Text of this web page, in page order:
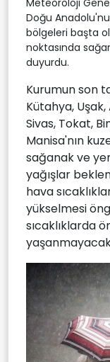
Doğu
bölgeleri başta
noktasında
duyurdu.
Kurumun son
Kütahya,
Sivas, Tokat,
Manisa'nın
sağanak ve
yağışlar
hava
yükselmesi
sıcaklıklarda